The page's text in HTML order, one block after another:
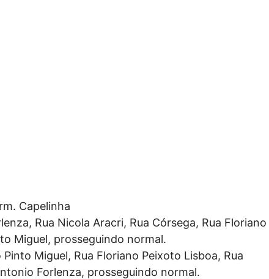
Capelinha
Rua Nicola Aracri, Rua Córsega, Rua Floriano
Miguel, prosseguindo normal.
Miguel, Rua Floriano Peixoto Lisboa, Rua
Forlenza, prosseguindo normal.